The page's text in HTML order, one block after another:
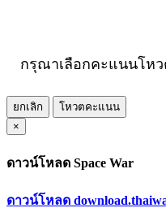
กรุณาเลือกคะแนนโห
ยกเลิก
โหวตคะแนน
×
ดาวน์โหลด Space War
ดาวน์โหลด